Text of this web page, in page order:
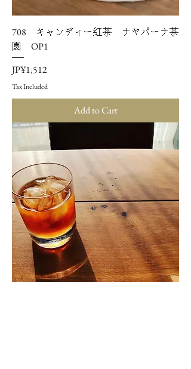
708 キャンディー紅茶 ナヤパーナ茶
園 OP1
Price
JP¥1,512
Tax Included
Add to Cart